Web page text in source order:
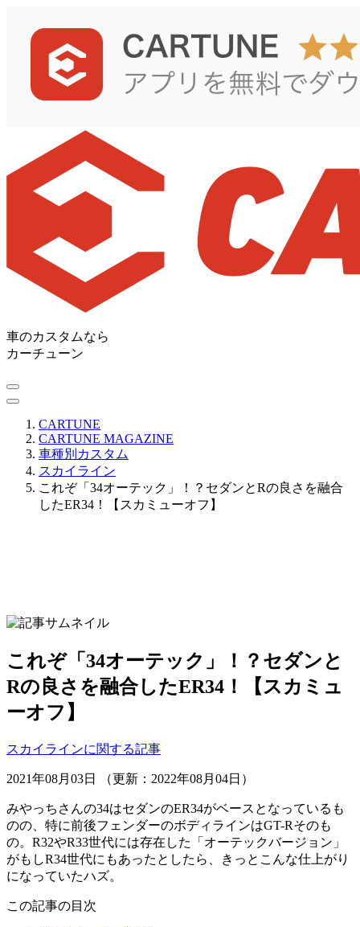
車のカスタムなら
カーチューン
CARTUNE
CARTUNE MAGAZINE
車種別カスタム
スカイライン
これぞ「34オーテック」！？セダンとRの良さを融合
したER34！【スカミューオフ】
これぞ「34オーテック」！？セダンと
Rの良さを融合したER34！【スカミュ
ーオフ】
スカイラインに関する記事
2021年08月03日 （更新：2022年08月04日）
みやっちさんの34はセダンのER34がベースとなっているも
のの、特に前後フェンダーのボディラインはGT-Rそのも
の。R32やR33世代には存在した「オーテックバージョン」
がもしR34世代にもあったとしたら、きっとこんな仕上がり
になっていたハズ。
この記事の目次